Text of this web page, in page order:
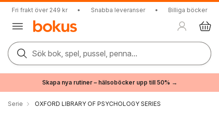
Fri frakt över 249 kr • Snabba leveranser • Billiga böcker
Sök bok, spel, pussel, penna...
Skapa nya rutiner – hälsoböcker upp till 50% →
Serie OXFORD LIBRARY OF PSYCHOLOGY SERIES